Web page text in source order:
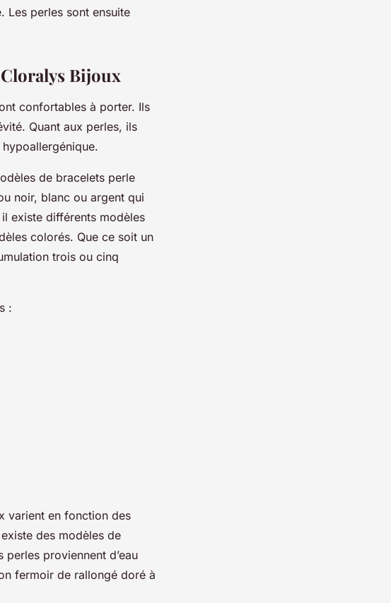
Les perles sont ensuite
Bijoux
confortables à porter. Ils
Quant aux perles, ils
de bracelets perle
noir, blanc ou argent qui
existe différents modèles
colorés. Que ce soit un
trois ou cinq
:
varient en fonction des
des modèles de
proviennent d’eau
fermoir de rallongé doré à